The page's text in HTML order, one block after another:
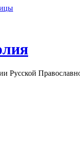
Русской